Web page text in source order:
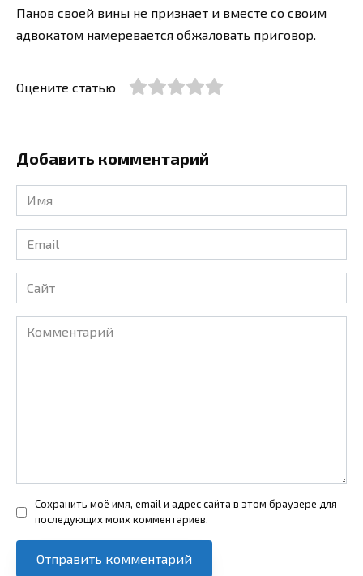
Панов своей вины не признает и вместе со своим
адвокатом намеревается обжаловать приговор.
Оцените статью
Добавить комментарий
Имя
*
Email
*
Сайт
Комментарий
Сохранить моё имя, email и адрес сайта в этом браузере для
последующих моих комментариев.